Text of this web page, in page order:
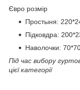
Євро розмір
Простыня:
Підковдра:
Наволочки:
Під час вибору
цієї категорії